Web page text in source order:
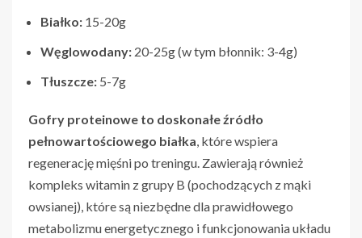
Białko: 15-20g
Węglowodany: 20-25g (w tym błonnik: 3-4g)
Tłuszcze: 5-7g
Gofry proteinowe to doskonałe źródło
pełnowartościowego białka, które wspiera
regenerację mięśni po treningu. Zawierają również
kompleks witamin z grupy B (pochodzących z mąki
owsianej), które są niezbędne dla prawidłowego
metabolizmu energetycznego i funkcjonowania układu